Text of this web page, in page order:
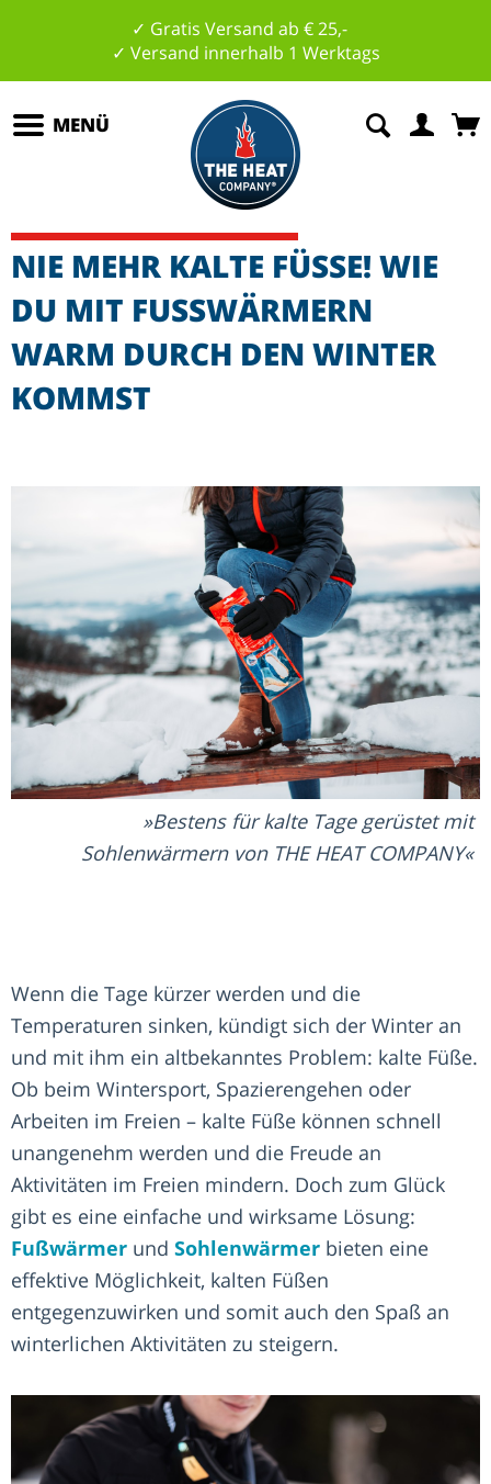
✓ Gratis Versand ab € 25,-
✓ Versand innerhalb 1 Werktags
MENÜ
NIE MEHR KALTE FÜSSE! WIE D
U MIT FUSSWÄRMERN WA
RM DURCH DEN WINTER KO
MMST
Bestens für kalte Tage gerüstet mit
Sohlenwärmern von THE HEAT COMPANY
Wenn die Tage kürzer werden und die
Temperaturen sinken, kündigt sich der Winter an
und mit ihm ein altbekanntes Problem: kalte Füße.
Ob beim Wintersport, Spazierengehen oder
Arbeiten im Freien – kalte Füße können schnell
unangenehm werden und die Freude an
Aktivitäten im Freien mindern. Doch zum Glück
gibt es eine einfache und wirksame Lösung:
Fußwärmer und Sohlenwärmer bieten eine
effektive Möglichkeit, kalten Füßen
entgegenzuwirken und somit auch den Spaß an
winterlichen Aktivitäten zu steigern.